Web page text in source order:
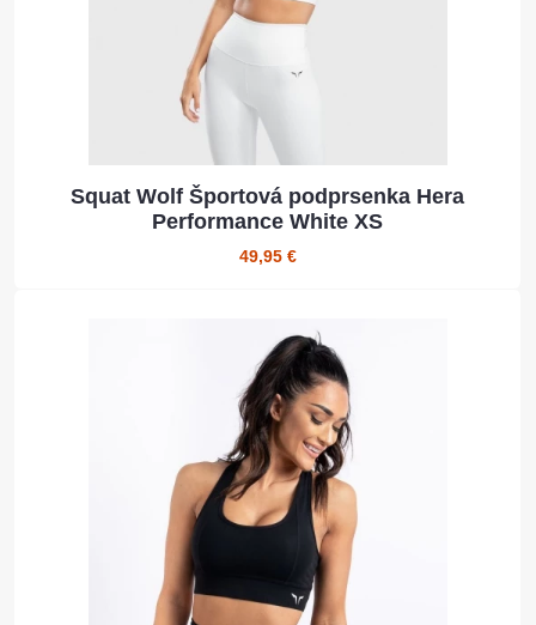
Squat Wolf Športová podprsenka Hera
Performance White XS
49,95 €